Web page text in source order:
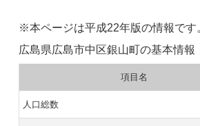
※本ページは平成22年版の情報です
広島県広島市中区銀山町の基本情報
項目名
人口総数